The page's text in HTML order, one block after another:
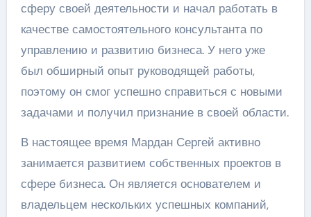
сферу своей деятельности и начал работать в
качестве самостоятельного консультанта по
управлению и развитию бизнеса. У него уже
был обширный опыт руководящей работы,
поэтому он смог успешно справиться с новыми
задачами и получил признание в своей области.
В настоящее время Мардан Сергей активно
занимается развитием собственных проектов в
сфере бизнеса. Он является основателем и
владельцем нескольких успешных компаний,